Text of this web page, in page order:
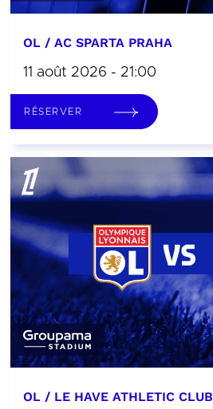
OL / AC SPARTA PRAHA
11 août 2026 - 21:00
RÉSERVER
OL / LE HAVE ATHLETIC CLUB